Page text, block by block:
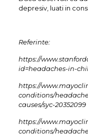
depresiv, luati in
Referinte:
https://
id=headaches-in-
https://
conditions/
causes/syc-20352099
https://
conditions/